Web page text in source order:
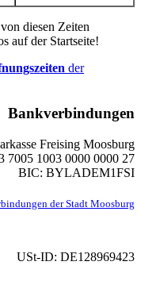
diesen Zeiten
auf der Startseite!
der
Bankverbindungen
Freising Moosburg
1003 0000 0000 27
BIC: BYLADEM1FSI
der Stadt Moosburg
USt-ID: DE128969423